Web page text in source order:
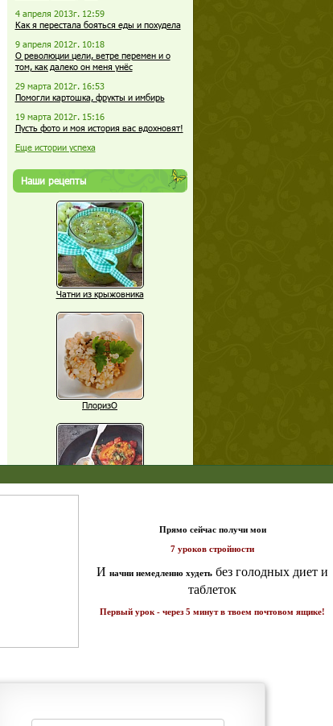
4 апреля 2013г. 12:59
Как я перестала бояться еды и похудела
9 апреля 2012г. 10:18
О революции цели, ветре перемен и о
том, как далеко он меня унёс
29 марта 2012г. 16:53
Помогли картошка, фрукты и имбирь
19 марта 2012г. 15:16
Пусть фото и моя история вас вдохновят!
Еще истории успеха
Наши рецепты
Чатни из крыжовника
ПлоризО
Еще рецепты
середине дня?